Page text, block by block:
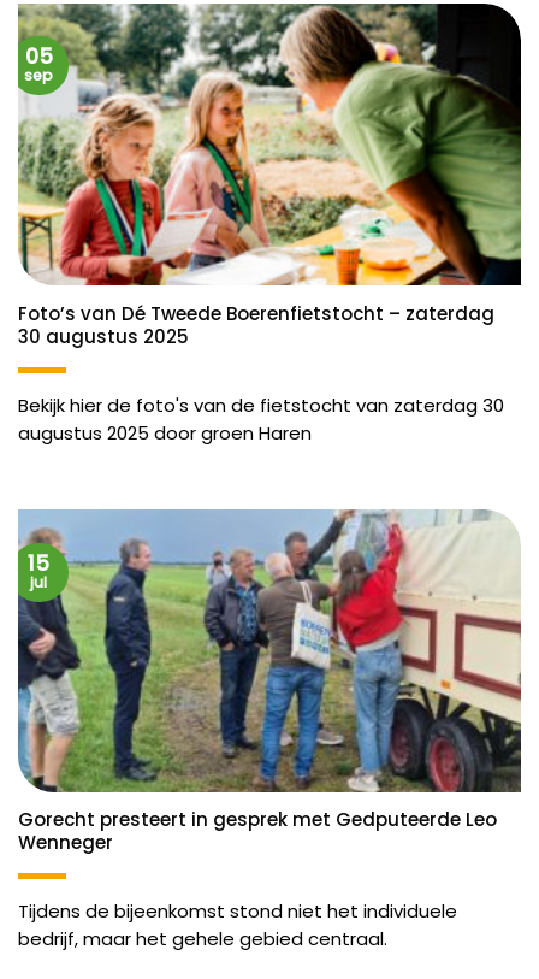
Foto’s van Dé Tweede Boerenfietstocht – zaterdag
30 augustus 2025
Bekijk hier de foto's van de fietstocht van zaterdag 30
augustus 2025 door groen Haren
05
sep
Gorecht presteert in gesprek met Gedputeerde Leo
Wenneger
Tijdens de bijeenkomst stond niet het individuele
bedrijf, maar het gehele gebied centraal.
15
jul